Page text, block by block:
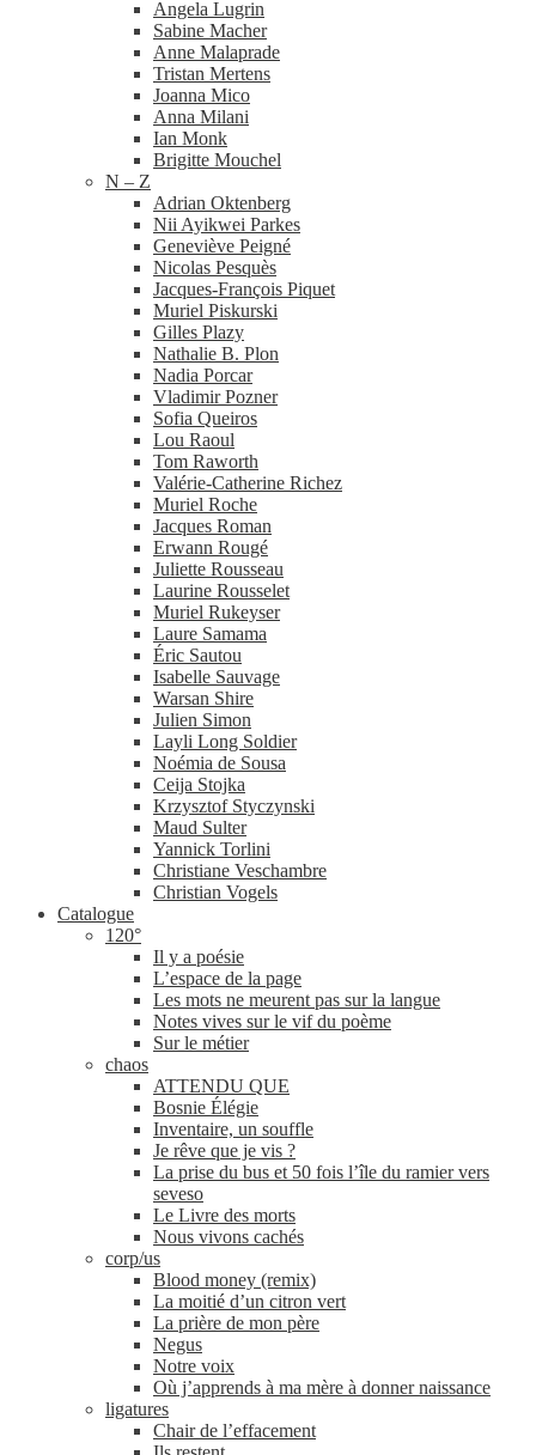
Angela Lugrin
Sabine Macher
Anne Malaprade
Tristan Mertens
Joanna Mico
Anna Milani
Ian Monk
Brigitte Mouchel
N – Z
Adrian Oktenberg
Nii Ayikwei Parkes
Geneviève Peigné
Nicolas Pesquès
Jacques-​François Piquet
Muriel Piskurski
Gilles Plazy
Nathalie B. Plon
Nadia Porcar
Vladimir Pozner
Sofia Queiros
Lou Raoul
Tom Raworth
Valérie-​Catherine Richez
Muriel Roche
Jacques Roman
Erwann Rougé
Juliette Rousseau
Laurine Rousselet
Muriel Rukeyser
Laure Samama
Éric Sautou
Isabelle Sauvage
Warsan Shire
Julien Simon
Layli Long Soldier
Noémia de Sousa
Ceija Stojka
Krzysztof Styczynski
Maud Sulter
Yannick Torlini
Christiane Veschambre
Christian Vogels
Catalogue
120°
Il y a poésie
L’espace de la page
Les mots ne meurent pas sur la langue
Notes vives sur le vif du poème
Sur le métier
chaos
ATTENDU QUE
Bosnie Élégie
Inventaire, un souffle
Je rêve que je vis ?
La prise du bus et 50 fois l’île du ramier vers
seveso
Le Livre des morts
Nous vivons cachés
corp/​us
Blood money (remix)
La moitié d’un citron vert
La prière de mon père
Negus
Notre voix
Où j’apprends à ma mère à donner naissance
ligatures
Chair de l’effacement